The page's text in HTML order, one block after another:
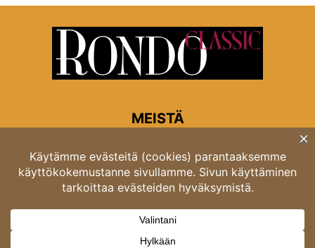
MEISTÄ
Rondon toimitus
Opastinsilta 6A 00520 Helsinki
Asiakaspalvelu: puh. 03 4246 5318
asiakaspalvelu@rondo.fi
Ota meihin yhteyttä:toimitus@rondo.fi